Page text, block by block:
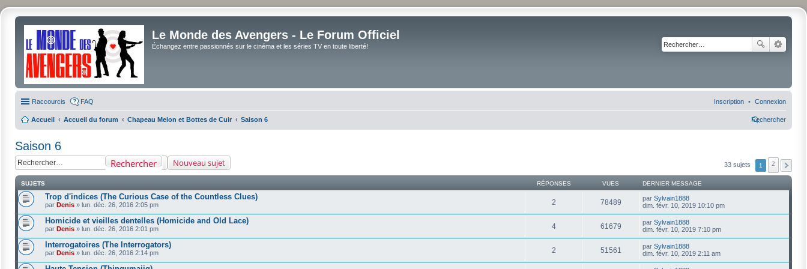
Le Monde des Avengers - Le Forum Officiel
Échangez entre passionnés sur le cinéma et les séries TV en toute liberté!
Raccourcis FAQ Connexion
Inscription
Accueil Accueil du forum Chapeau Melon et Bottes de Cuir Saison 6 Rechercher
Saison 6
Nouveau sujet
Rechercher 33 sujets 1 2
SUJETS RÉPONSES VUES DERNIER MESSAGE
Trop d'indices (The Curious Case of the Countless Clues)
par Denis » lun. déc. 26, 2016 2:05 pm 2 78489 par Sylvain1888
dim. févr. 10, 2019 10:10 pm
Homicide et vieilles dentelles (Homicide and Old Lace)
par Denis » lun. déc. 26, 2016 2:01 pm 4 61679 par Sylvain1888
dim. févr. 10, 2019 7:10 pm
Interrogatoires (The Interrogators)
par Denis » lun. déc. 26, 2016 2:14 pm 2 51561 par Sylvain1888
dim. févr. 10, 2019 2:11 am